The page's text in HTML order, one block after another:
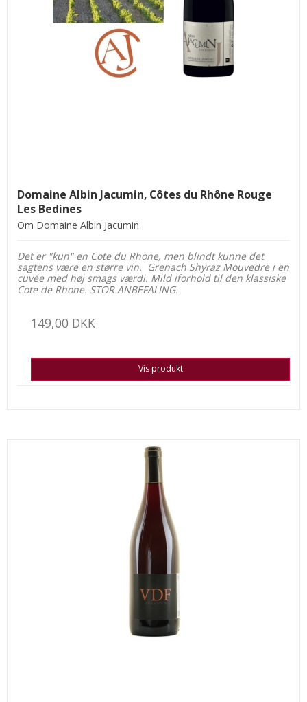
Domaine Albin Jacumin, Côtes du Rhône Rouge
Les Bedines
Om Domaine Albin Jacumin
Det er "kun" en Cote du Rhone, men blindt kunne det
sagtens være en større vin. Grenach Shyraz Mouvedre i en
cuvée med høj smags værdi. Mild iforhold til den klassiske
Cote de Rhone. STOR ANBEFALING.
149,00 DKK
Vis produkt